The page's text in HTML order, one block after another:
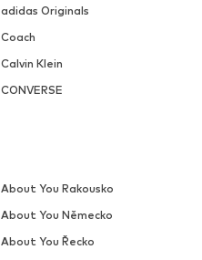
adidas Originals
Coach
Calvin Klein
CONVERSE
About You Rakousko
About You Německo
About You Řecko